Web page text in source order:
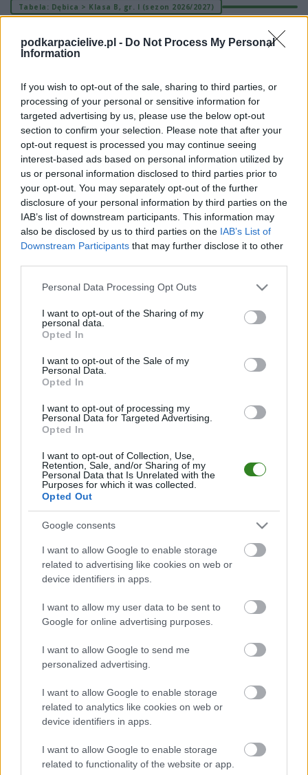
podkarpacielive.pl - Do Not Process My Personal
Information
If you wish to opt-out of the sale, sharing to third parties, or
processing of your personal or sensitive information for
targeted advertising by us, please use the below opt-out
section to confirm your selection. Please note that after your
opt-out request is processed you may continue seeing
interest-based ads based on personal information utilized by
us or personal information disclosed to third parties prior to
your opt-out. You may separately opt-out of the further
disclosure of your personal information by third parties on the
IAB’s list of downstream participants. This information may
also be disclosed by us to third parties on the IAB’s List of
Downstream Participants that may further disclose it to other
Please note that this website/app uses one or more Google
not limited to your visit or usage behaviour. You may click to
grant or deny consent to Google and its third-party tags to
use your data for below specified purposes in below Google
consent section.
Personal Data Processing Opt Outs
I want to opt-out of the Sharing of my
personal data.
Opted In
I want to opt-out of the Sale of my
Personal Data.
Opted In
I want to opt-out of processing my
Personal Data for Targeted Advertising.
Opted In
I want to opt-out of Collection, Use,
Retention, Sale, and/or Sharing of my
Personal Data that Is Unrelated with the
Purposes for which it was collected.
Opted Out
Google consents
I want to allow Google to enable storage
related to advertising like cookies on web or
device identifiers in apps.
I want to allow my user data to be sent to
Google for online advertising purposes.
I want to allow Google to send me
personalized advertising.
I want to allow Google to enable storage
related to analytics like cookies on web or
device identifiers in apps.
I want to allow Google to enable storage
related to functionality of the website or app.
Tabela: Dębica > Klasa B, gr. I (sezon 2026/2027)
FORMA
Mmecze,Pktpunkty ·
Borkovia Borek Wielki - mecze rozegrane u siebie
LP DRUŻYNA
Mmecze,Pktpunkty · zwycięstwo remis porażka
Borkovia Borek Wielki - mecze rozegrane na wyjeździe
LP DRUŻYNA M PKT GOLE
Mmecze,Pktpunkty · zwycięstwo remis porażka
Borkovia Borek Wielki - strzelcy bramek
LP. PIŁKARZ BRAMKI
Brak statystyk
Borkovia Borek Wielki - powiązane newsy
Plan sparingów
Borkovii Borek
2017-02-25 08:22
Czytaj więcej
Plan sparingów
Wielki (zima 2016)
Drużyna Borkovii Borek Wielki rozpoczęła już przygotowania do
rundy wiosennej. Znamy plan sparingów tego zespołu. &nbsp;
Drużyna Ryszarda Roga z dorobkiem 20 punktów zajmuje 7.
miejsce w dębickiej klasie B. Piłkarze Borkovii Borek Wielki
mogą jeszcze włączyć się do walki o awans. ...
Czytaj więcej
Borkovia Borek Wielki - wszystkie powiązane newsy